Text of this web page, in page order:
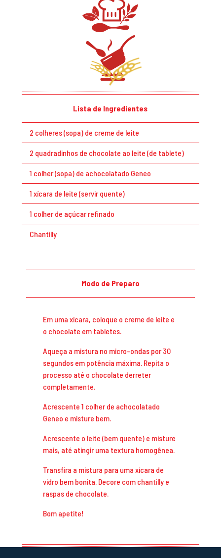
Lista de Ingredientes
2 colheres (sopa) de creme de leite
2 quadradinhos de chocolate ao leite (de tablete)
1 colher (sopa) de achocolatado Geneo
1 xícara de leite (servir quente)
1 colher de açúcar refinado
Chantilly
Modo de Preparo
Em uma xícara, coloque o creme de leite e
o chocolate em tabletes.
Aqueça a mistura no micro-ondas por 30
segundos em potência máxima. Repita o
processo até o chocolate derreter
completamente.
Acrescente 1 colher de achocolatado
Geneo e misture bem.
Acrescente o leite (bem quente) e misture
mais, até atingir uma textura homogênea.
Transfira a mistura para uma xícara de
vidro bem bonita. Decore com chantilly e
raspas de chocolate.
Bom apetite!